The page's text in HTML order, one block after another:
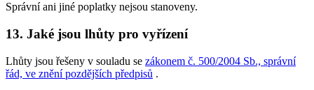
Správní ani jiné poplatky nejsou stanoveny.
13. Jaké jsou lhůty pro vyřízení
Lhůty jsou řešeny v souladu se zákonem č. 500/2004 Sb., správní
řád, ve znění pozdějších předpisů .